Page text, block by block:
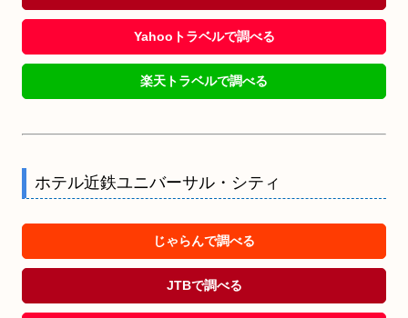
Yahooトラベルで調べる
楽天トラベルで調べる
ホテル近鉄ユニバーサル・シティ
じゃらんで調べる
JTBで調べる